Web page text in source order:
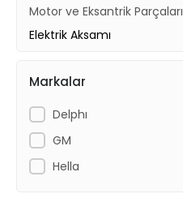
Motor ve Eksantrik Parçaları
Elektrik Aksamı
Kaporta Ürünleri
Aksesuar
Markalar
Delphı
GM
Hella